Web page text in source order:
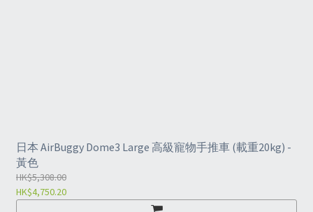
日本 AirBuggy Dome3 Large 高級寵物手推車 (載重20kg) -
黃色
HK$5,308.00
HK$4,750.20